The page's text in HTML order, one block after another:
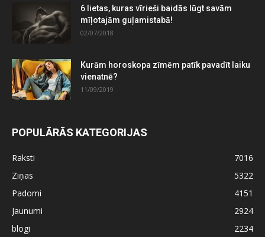
6 lietas, kuras vīrieši baidās lūgt savām
mīļotajām guļamistabā!
02/07/2018
Kurām horoskopa zīmēm patīk pavadīt laiku
vienatnē?
11/09/2019
POPULĀRĀS KATEGORIJAS
Raksti
7016
Ziņas
5322
Padomi
4151
Jaunumi
2924
blogi
2234